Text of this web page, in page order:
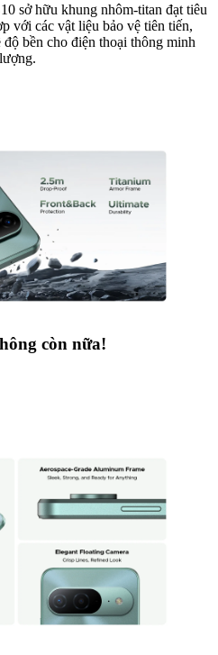
sở hữu khung nhôm-titan đạt tiêu
với các vật liệu bảo vệ tiên tiến,
bền cho điện thoại thông minh
còn nữa!